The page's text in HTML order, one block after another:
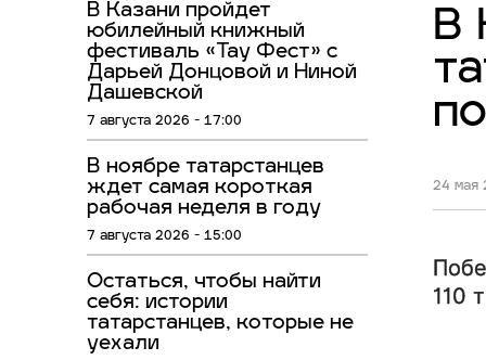
В Казани пройдет
юбилейный книжный
фестиваль «Тау Фест» с
Дарьей Донцовой и Ниной
Дашевской
7 августа 2026 - 17:00
В ноябре татарстанцев
ждет самая короткая
рабочая неделя в году
7 августа 2026 - 15:00
Остаться, чтобы найти
себя: истории
татарстанцев, которые не
уехали
В
24 мая
110